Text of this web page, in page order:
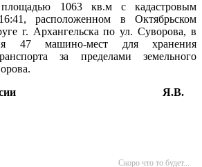
площадью 1063 кв.м с кадастровым
расположенном в Октябрьском
г. Архангельска по ул. Суворова, в
47 машино-мест для хранения
за пределами земельного
Я.В.
Скоро что то будет...